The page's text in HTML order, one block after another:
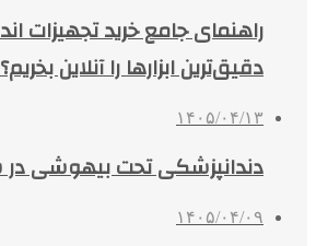
راهنمای جامع خرید تجهیزات
دقیق‌ترین ابزارها را آنلاین بخریم؟
۱۴۰۵/۰۴/۱۳
دندانپزشکی تحت بیهوشی در
۱۴۰۵/۰۴/۰۹